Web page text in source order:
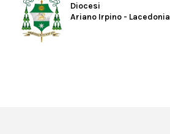
Diocesi
Ariano Irpino - Lacedonia